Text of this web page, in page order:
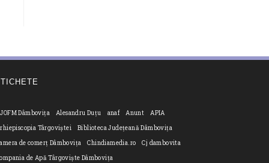
Dâmbovița Alesandru Duțu anaf Anunt
APIA
Târgoviștei
Biblioteca Județeană Dâmbovița
de comerț Dâmbovița
Chindiamedia.ro
Cj dambovita
de Apă Târgoviște Dâmbovița